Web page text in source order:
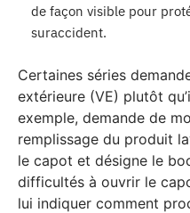
de façon visible pour
suraccident.
Certaines séries
extérieure (VE) plutôt
exemple, demande de
remplissage du produit
le capot et désigne le
difficultés à ouvrir le
lui indiquer comment